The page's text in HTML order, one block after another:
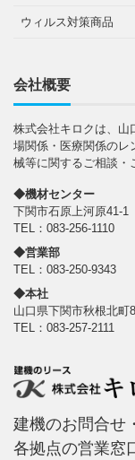
ウィルス対策商品
会社概要
株式会社キロクは、山
場関係・医療関係のレ
械等に関するご相談・
◆機材センター
下関市石原上河原41-1
TEL：083-256-1110
◆営業部
TEL：083-250-9343
◆本社
山口県下関市秋根北町
TEL：083-257-2111
建機のお問合せ
各拠点の営業窓